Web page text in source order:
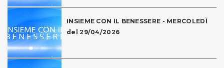
INSIEME CON IL BENESSERE - MERCOLEDÌ
del 29/04/2026